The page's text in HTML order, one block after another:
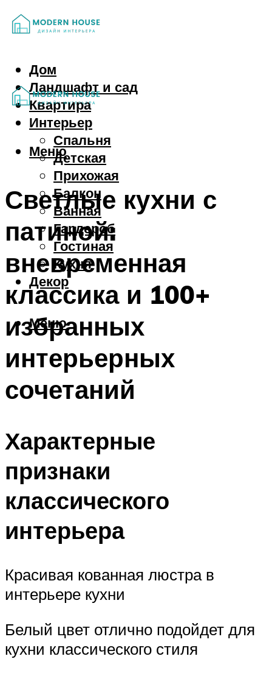
Дом
Ландшафт и сад
Квартира
Интерьер
Спальня
Детская
Прихожая
Балкон
Ванная
Гардероб
Гостиная
Кухня
Декор
Меню
Меню
Светлые кухни с
патиной:
вневременная
классика и 100+
избранных
интерьерных
сочетаний
Характерные
признаки
классического
интерьера
Красивая кованная люстра в
интерьере кухни
Белый цвет отлично подойдет для
кухни классического стиля